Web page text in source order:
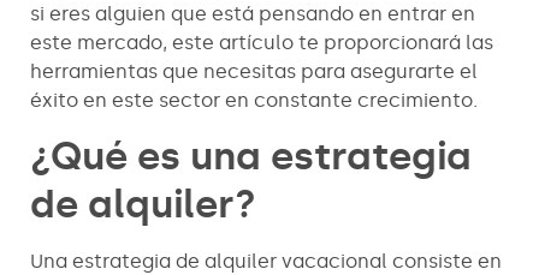
si eres alguien que está pensando en entrar en
este mercado, este artículo te proporcionará las
herramientas que necesitas para asegurarte el
éxito en este sector en constante crecimiento.
¿Qué es una estrategia
de alquiler?
Una estrategia de alquiler vacacional consiste en